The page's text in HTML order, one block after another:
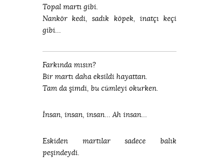
Topal martı gibi.
Nankör kedi, sadık köpek, inatçı keçi
gibi…
Farkında mısın?
Bir martı daha eksildi hayattan.
Tam da şimdi, bu cümleyi okurken.
İnsan, insan, insan… Ah insan…
Eskiden martılar sadece balık
peşindeydi.